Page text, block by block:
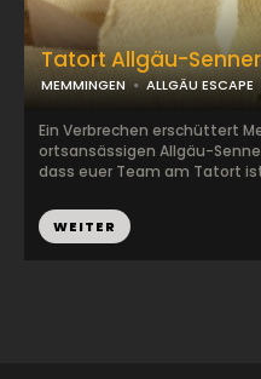
Tatort Allgäu-
MEMMINGEN ALLGÄU ESCAPE
Ein Verbrechen erschüttert
ortsansässigen Allgäu-
dass euer Team am Tatort
WEITER